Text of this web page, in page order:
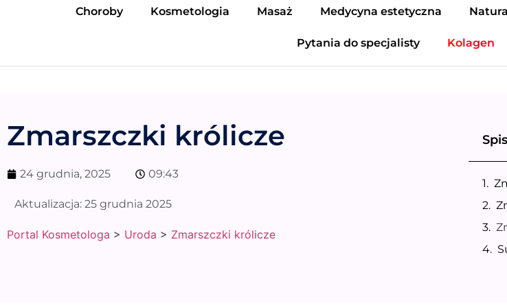
Choroby Kosmetologia Masaż Medycyna estetyczna
Pytania do specjalisty Kolagen
Zmarszczki królicze
24 grudnia, 2025 09:43
Aktualizacja: 25 grudnia 2025
Portal Kosmetologa > Uroda > Zmarszczki królicze